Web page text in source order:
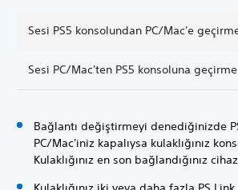
Sesi PS5 konsolundan PC/Mac'e
Sesi PC/Mac'ten PS5 konsoluna geçirme
Bağlantı değiştirmeyi denediğinizde
PC/Mac'iniz kapalıysa kulaklığınız
Kulaklığınız en son bağlandığınız